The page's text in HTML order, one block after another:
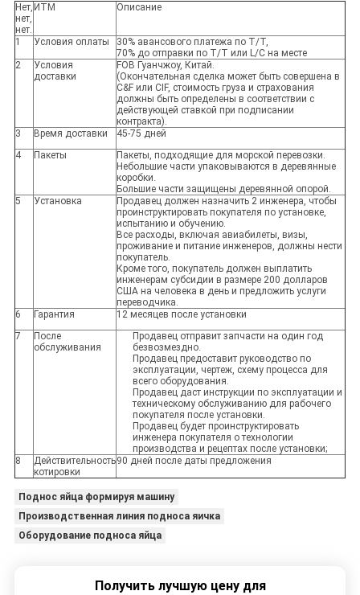
Нет,
нет,
нет.
ИТМ Описание
1 Условия оплаты
30% авансового платежа по Т/Т,
70% до отправки по Т/Т или L/C на месте
2
Условия
доставки
FOB Гуанчжоу, Китай.
(Окончательная сделка может быть совершена в
C&F или CIF, стоимость груза и страхования
должны быть определены в соответствии с
действующей ставкой при подписании
контракта).
3
Время доставки
45-75 дней
4
Пакеты
Пакеты, подходящие для морской перевозки.
Небольшие части упаковываются в деревянные
коробки.
Большие части защищены деревянной опорой.
5
Установка
Продавец должен назначить 2 инженера, чтобы
проинструктировать покупателя по установке,
испытанию и обучению.
Все расходы, включая авиабилеты, визы,
проживание и питание инженеров, должны нести
покупатель.
Кроме того, покупатель должен выплатить
инженерам субсидии в размере 200 долларов
США на человека в день и предложить услуги
переводчика.
6
Гарантия
12 месяцев после установки
7
После
обслуживания
Продавец отправит запчасти на один год
безвозмездно.
Продавец предоставит руководство по
эксплуатации, чертеж, схему процесса для
всего оборудования.
Продавец даст инструкции по эксплуатации и
техническому обслуживанию для рабочего
покупателя после установки.
Продавец будет проинструктировать
инженера покупателя о технологии
производства и рецептах после установки;
8
Действительность
котировки
90 дней после даты предложения
Поднос яйца формируя машину
Производственная линия подноса яичка
Оборудование подноса яйца
Получить лучшую цену для